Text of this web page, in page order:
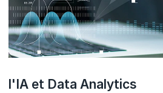
l'IA et Data Analytics